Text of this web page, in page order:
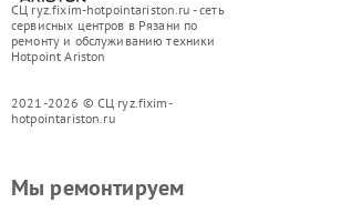
СЦ ryz.fixim-hotpointariston.ru - сеть
сервисных центров в Рязани по
ремонту и обслуживанию техники
Hotpoint Ariston
2021-2026 © СЦ ryz.fixim-
hotpointariston.ru
Мы ремонтируем